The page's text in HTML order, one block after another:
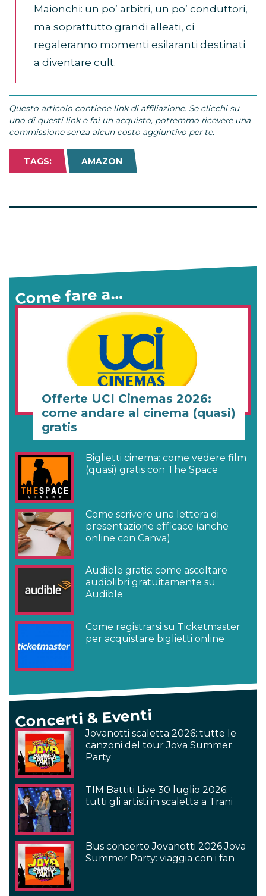
Maionchi: un po’ arbitri, un po’ conduttori,
ma soprattutto grandi alleati, ci
regaleranno momenti esilaranti destinati
a diventare cult.
Questo articolo contiene link di affiliazione. Se clicchi su
uno di questi link e fai un acquisto, potremmo ricevere una
commissione senza alcun costo aggiuntivo per te.
TAGS: AMAZON
Come fare a…
Offerte UCI Cinemas 2026:
come andare al cinema (quasi)
gratis
Biglietti cinema: come vedere film
(quasi) gratis con The Space
Come scrivere una lettera di
presentazione efficace (anche
online con Canva)
Audible gratis: come ascoltare
audiolibri gratuitamente su
Audible
Come registrarsi su Ticketmaster
per acquistare biglietti online
Concerti & Eventi
Jovanotti scaletta 2026: tutte le
canzoni del tour Jova Summer
Party
TIM Battiti Live 30 luglio 2026:
tutti gli artisti in scaletta a Trani
Bus concerto Jovanotti 2026 Jova
Summer Party: viaggia con i fan